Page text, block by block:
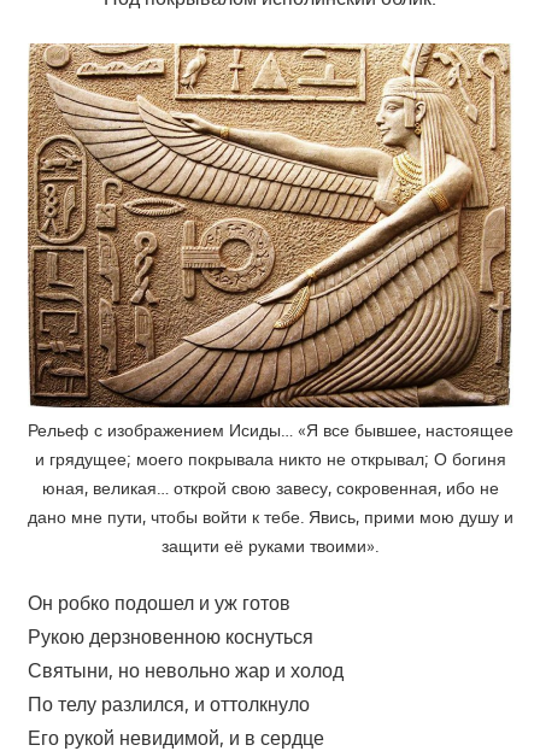
Рельеф с изображением Исиды… «Я все бывшее, настоящее
и грядущее; моего покрывала никто не открывал; О богиня
юная, великая… открой свою завесу, сокровенная, ибо не
дано мне пути, чтобы войти к тебе. Явись, прими мою душу и
защити её руками твоими».
Он робко подошел и уж готов
Рукою дерзновенною коснуться
Святыни, но невольно жар и холод
По телу разлился, и оттолкнуло
Его рукой невидимой, и в сердце